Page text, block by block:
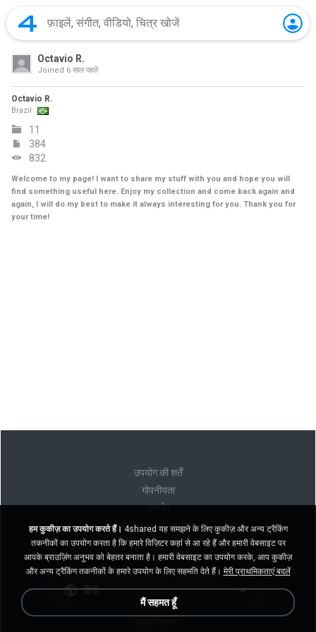
Octavio R.
Joined 6 साल पहले
Octavio R.
Brazil
11
384
832
Welcome to my page! I want to share my stuff with you and hope you will
find something useful here. Enjoy my collection and come back again and
again, I will do my best to make it always interesting for you. Thank you for
your time!
उपयोग की शर्तें
गोपनीयता
समर्थन
मेरी व्यक्तिगत जानकारी न बेचें
मेरी व्यक्तिगत जानकारी साझा न करें
हिंदी
हम कुकीज़ का उपयोग करते हैं। 4shared यह समझने के लिए कुकीज़ और अन्य ट्रैकिंग
तकनीकों का उपयोग करता है कि हमारे विज़िटर कहां से आ रहे हैं और हमारी वेबसाइट पर
आपके ब्राउज़िंग अनुभव को बेहतर बनाता है। हमारी वेबसाइट का उपयोग करके, आप कुकीज़
और अन्य ट्रैकिंग तकनीकों के हमारे उपयोग के लिए सहमति देते हैं। मेरी प्राथमिकताएं बदलें
मैं सहमत हूँ